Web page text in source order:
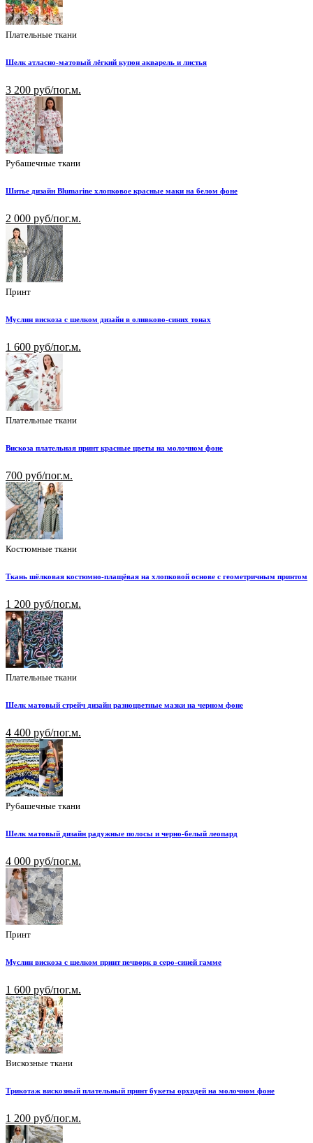
Плательные ткани
Шелк атласно-матовый лёгкий купон акварель и листья
3 200 руб/пог.м.
Рубашечные ткани
Шитье дизайн Blumarine хлопковое красные маки на белом фоне
2 000 руб/пог.м.
Принт
Муслин вискоза с шелком дизайн в оливково-синих тонах
1 600 руб/пог.м.
Плательные ткани
Вискоза плательная принт красные цветы на молочном фоне
700 руб/пог.м.
Костюмные ткани
Ткань шёлковая костюмно-плащёвая на хлопковой основе с геометричным принтом
1 200 руб/пог.м.
Плательные ткани
Шелк матовый стрейч дизайн разноцветные мазки на черном фоне
4 400 руб/пог.м.
Рубашечные ткани
Шелк матовый дизайн радужные полосы и черно-белый леопард
4 000 руб/пог.м.
Принт
Муслин вискоза с шелком принт печворк в серо-синей гамме
1 600 руб/пог.м.
Вискозные ткани
Трикотаж вискозный плательный принт букеты орхидей на молочном фоне
1 200 руб/пог.м.